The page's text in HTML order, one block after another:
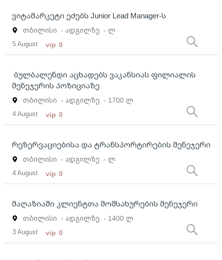
ვიტამარკეტი ეძებს Junior Lead Manager-ს
თბილისი - ადგილზე - ლ
5 August vip 0
ბულბალენდი აცხადებს ვაკანსიას ფილიალის
მენეჯერის პოზიციაზე
თბილისი - ადგილზე - 1700 ლ
4 August vip 0
რეზერვაციებისა და ტრანსპორტირების მენეჯერი
თბილისი - ადგილზე - ლ
4 August vip 0
მაღაზიაში კლიენტთა მომსახურების მენეჯერი
თბილისი - ადგილზე - 1400 ლ
3 August vip 0